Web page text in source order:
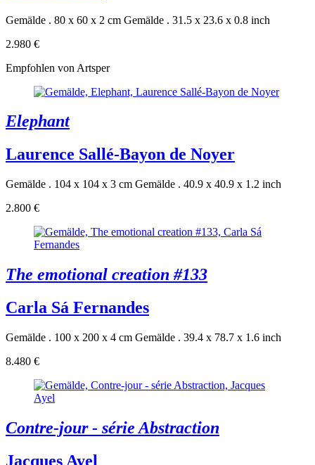
Gemälde . 80 x 60 x 2 cm Gemälde . 31.5 x 23.6 x 0.8 inch
2.980 €
Empfohlen von Artsper
Elephant
Laurence Sallé-Bayon de Noyer
Gemälde . 104 x 104 x 3 cm Gemälde . 40.9 x 40.9 x 1.2 inch
2.800 €
The emotional creation #133
Carla Sá Fernandes
Gemälde . 100 x 200 x 4 cm Gemälde . 39.4 x 78.7 x 1.6 inch
8.480 €
Contre-jour - série Abstraction
Jacques Ayel